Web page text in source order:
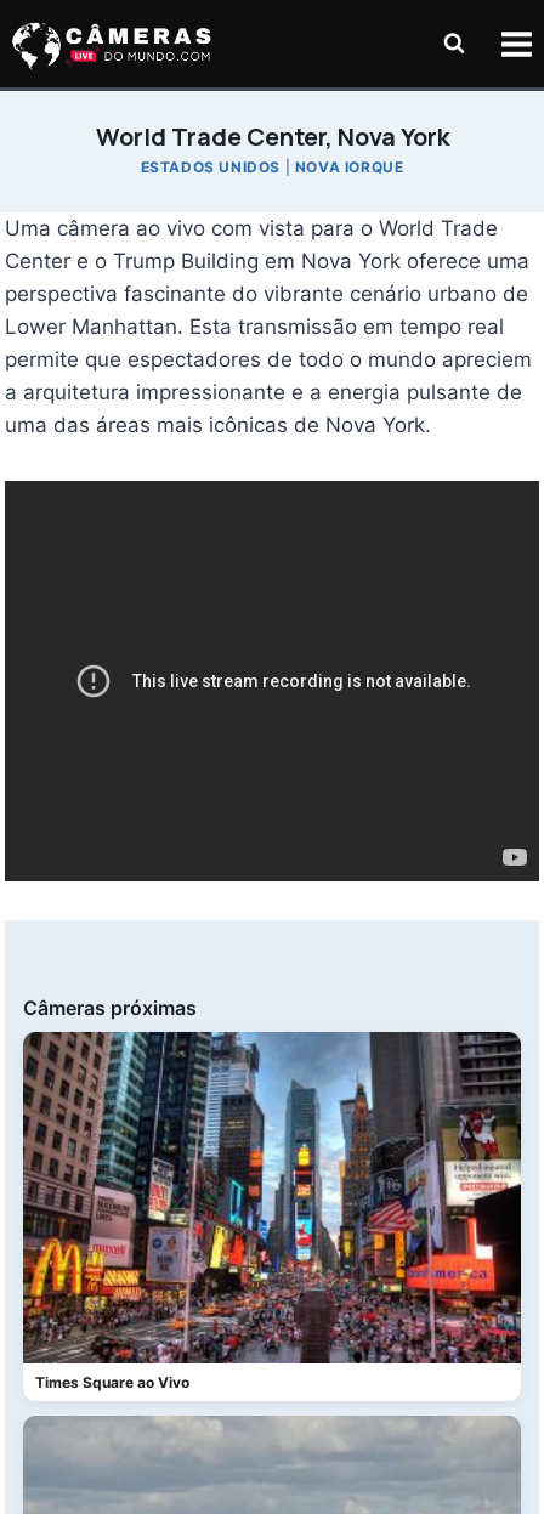
para
World Trade Center, Nova York
ESTADOS UNIDOS NOVA IORQUE
Uma câmera ao vivo com vista para o World Trade
Center e o Trump Building em Nova York oferece uma
perspectiva fascinante do vibrante cenário urbano de
Lower Manhattan. Esta transmissão em tempo real
permite que espectadores de todo o mundo apreciem
a arquitetura impressionante e a energia pulsante de
uma das áreas mais icônicas de Nova York.
Câmeras próximas
Times Square ao Vivo